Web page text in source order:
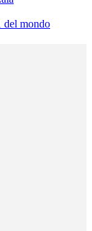
del mondo